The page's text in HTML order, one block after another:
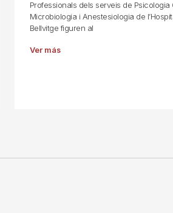
Professionals dels serveis de
Microbiologia i Anestesiologia de
Bellvitge figuren al
Ver más